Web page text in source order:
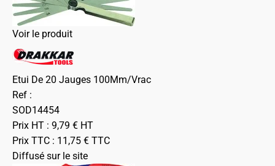
Voir le produit
Etui De 20 Jauges 100Mm/Vrac
Ref :
SOD14454
Prix HT : 9,79 € HT
Prix TTC : 11,75 € TTC
Diffusé sur le site